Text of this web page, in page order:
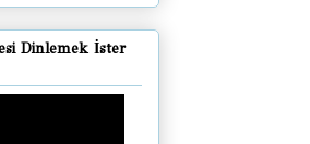
Dinlemek İster